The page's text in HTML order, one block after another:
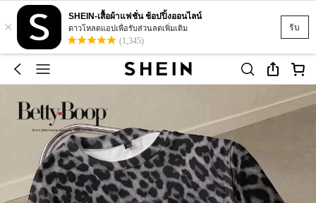
รับ
×
SHEIN-เสื้อผ้าแฟชั่น ช้อปปิ้งออนไลน์
ดาวโหลดแอปเพื่อรับส่วนลดเพิ่มเติม
(1,345)